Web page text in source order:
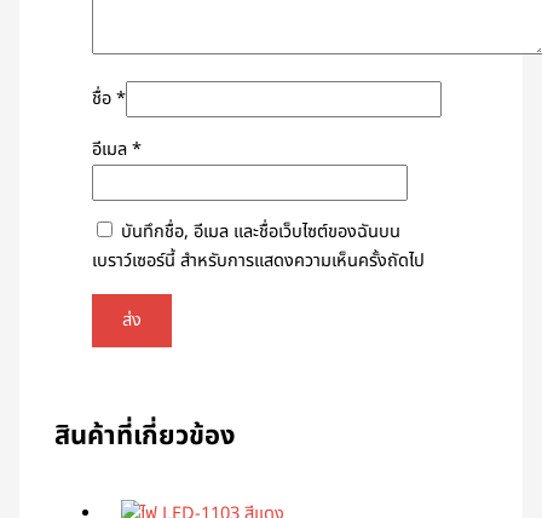
ชื่อ*
อีเมล*
บันทึกชื่อ, อีเมล และชื่อเว็บไซต์ของฉันบน
เบราว์เซอร์นี้ สำหรับการแสดงความเห็นครั้งถัดไป
สินค้าที่เกี่ยวข้อง